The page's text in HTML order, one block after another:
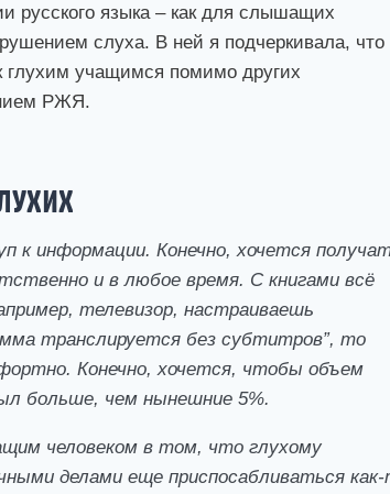
русского языка – как для слышащих
слуха. В ней я подчеркивала, что
глухим учащимся помимо других
РЖЯ.
к информации. Конечно, хочется
и в любое время. С книгами всё
телевизор, настраиваешь
транслируется без субтитров”, то
Конечно, хочется, чтобы объем
больше, чем нынешние 5%.
человеком в том, что глухому
делами еще приспосабливаться